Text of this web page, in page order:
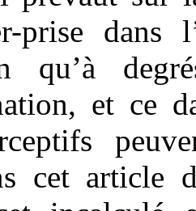
prise dans
qu’à
et ce
cet article